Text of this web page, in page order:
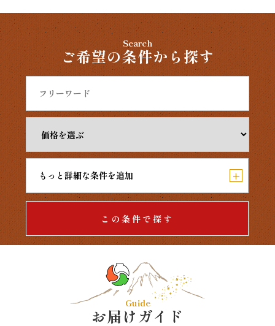
Search
ご希望の条件から探す
もっと詳細な条件を追加 +
この条件で探す
Guide
お届けガイド